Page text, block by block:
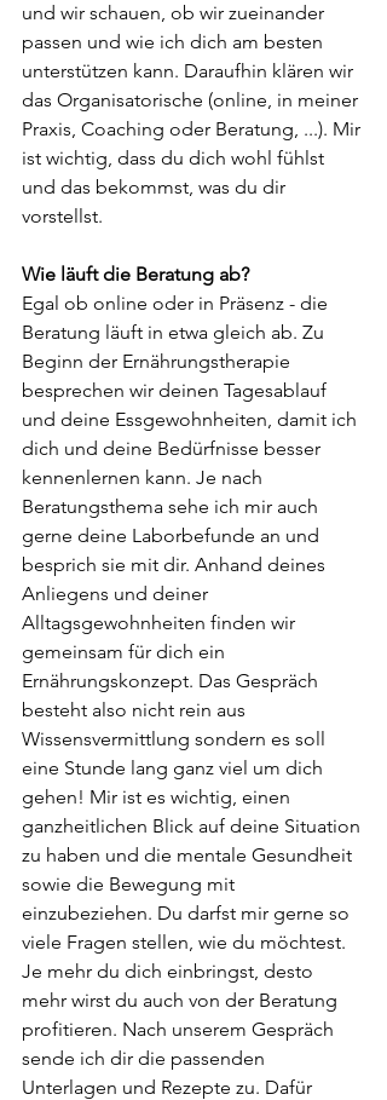
und wir schauen, ob wir zueinander
passen und wie ich dich am besten
unterstützen kann. Daraufhin klären wir
das Organisatorische (online, in meiner
Praxis, Coaching oder Beratung, ...). Mir
ist wichtig, dass du dich wohl fühlst
und das bekommst, was du dir
vorstellst.
Wie läuft die Beratung ab?
Egal ob online oder in Präsenz - die
Beratung läuft in etwa gleich ab. Zu
Beginn der Ernährungstherapie
besprechen wir deinen Tagesablauf
und deine Essgewohnheiten, damit ich
dich und deine Bedürfnisse besser
kennenlernen kann. Je nach
Beratungsthema sehe ich mir auch
gerne deine Laborbefunde an und
besprich sie mit dir. Anhand deines
Anliegens und deiner
Alltagsgewohnheiten finden wir
gemeinsam für dich ein
Ernährungskonzept. Das Gespräch
besteht also nicht rein aus
Wissensvermittlung sondern es soll
eine Stunde lang ganz viel um dich
gehen! Mir ist es wichtig, einen
ganzheitlichen Blick auf deine Situation
zu haben und die mentale Gesundheit
sowie die Bewegung mit
einzubeziehen. Du darfst mir gerne so
viele Fragen stellen, wie du möchtest.
Je mehr du dich einbringst, desto
mehr wirst du auch von der Beratung
profitieren. Nach unserem Gespräch
sende ich dir die passenden
Unterlagen und Rezepte zu. Dafür